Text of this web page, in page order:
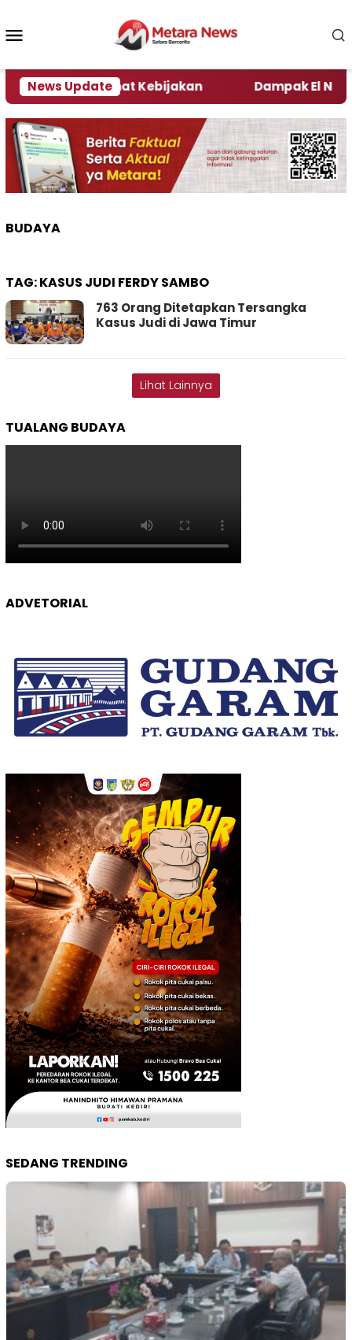
konten
News Update
Kata Pengamat Kebijakan Dampak El Nino,
BUDAYA
TAG:KASUS JUDI FERDY SAMBO
763 Orang Ditetapkan Tersangka
Kasus Judi di Jawa Timur
Lihat Lainnya
TUALANG BUDAYA
ADVETORIAL
SEDANG TRENDING